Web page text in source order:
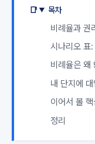
목차
비례율과 권
시나리오 표
비례율은 왜
내 단지에
이어서 볼
정리